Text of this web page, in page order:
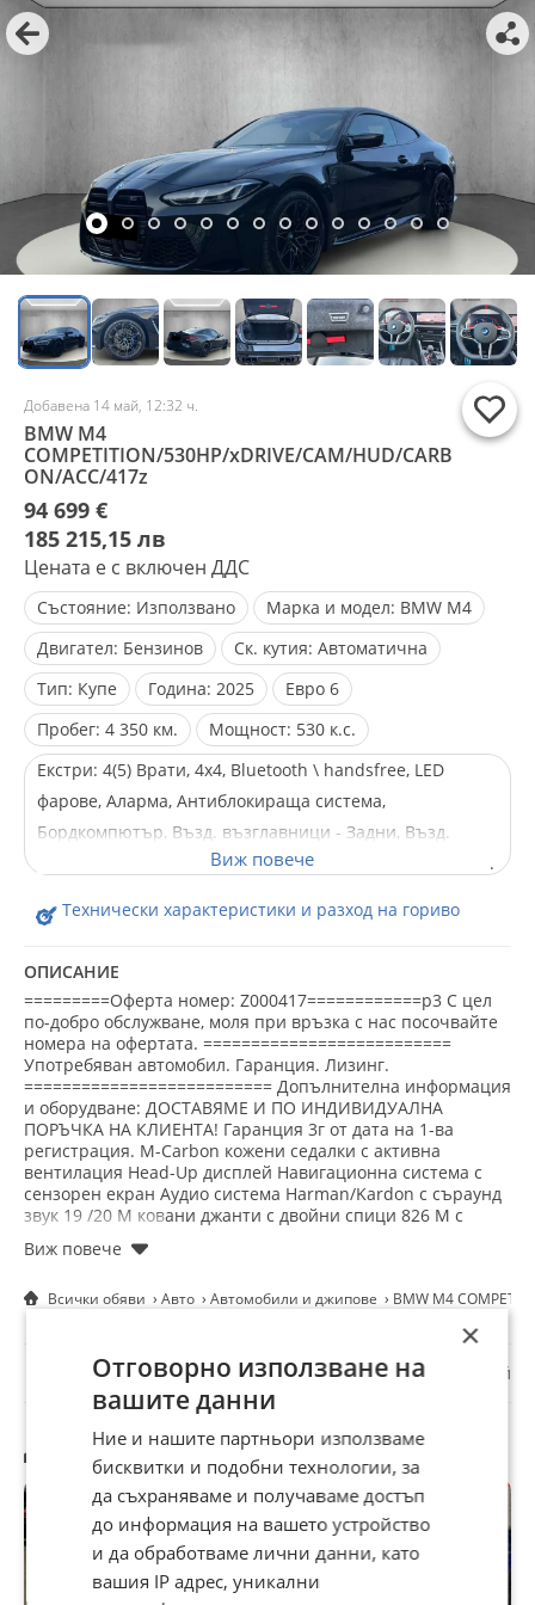
Добавена 14 май, 12:32 ч.
BMW M4
COMPETITION/530HP/xDRIVE/CAM/HUD/CARB
ON/ACC/417z
94 699 €
185 215,15 лв
Цената е с включен ДДС
Състояние: Използвано Марка и модел: BMW M4
Двигател: Бензинов Ск. кутия: Автоматична
Тип: Купе Година: 2025 Евро 6
Пробег: 4 350 км. Мощност: 530 к.с.
Екстри: 4(5) Врати, 4x4, Bluetooth \ handsfree, LED
фарове, Аларма, Антиблокираща система,
Бордкомпютър, Възд. възглавници - Задни, Възд.
възглавници - Предни, Възд. възглавници - Стран., Ел.
за стабилизиране, Климатроник, Кожен салон, Лети
Подгряване на седалките, Сервизна книжка, Серво
усилвател на волана, Автопилот, Централно
заключване
Технически характеристики и разход на гориво
ОПИСАНИЕ
=========Оферта номер: Z000417============p3 С цел
по-добро обслужване, моля при връзка с нас посочвайте
номера на офертата. ==========================
Употребяван автомобил. Гаранция. Лизинг.
========================== Допълнителна информация
и оборудване: ДОСТАВЯМЕ И ПО ИНДИВИДУАЛНА
ПОРЪЧКА НА КЛИЕНТА! Гаранция 3г от дата на 1-ва
регистрация. M-Carbon кожени седалки с активна
вентилация Head-Up дисплей Навигационна система с
сензорен екран Аудио система Harman/Kardon с съраунд
звук 19 /20 M ковани джанти с двойни спици 826 M с
спойлер M спортен диференциал M спортни спирачки M
КОЖА МЕРИНО/ЧЕРНА BMW Live Cockpit Professional 2-
паркиране (PDC) отпред и отзад Driving Assistant
Professional Active Guard Plus Активен круиз контрол със
Stop&Go функция Предупреждение за смяна на лентата
Предупреждение за напускане на лентата Разпознаване
на пътни знаци Предупреждение за напречно движение
отпред и отзад Предупреждение за мъртва зона
Предотвратяване на сблъсък отзад Предупреждение за
сблъсък отпред с намеса на спирачките Предупреждение
за кръстовище Разпознаване на светофари Функция за
предупреждение за движение в грешна посока Асистент
за поддържане на лентата Асистент за аварийни ленти
Всички обяви Авто Автомобили и джипове BMW M4
☆
☆
☆ Докладвай
Другите търсят също
×
Отговорно използване на
вашите данни
Ние и нашите партньори използваме
бисквитки и подобни технологии, за
да съхраняваме и получаваме достъп
до информация на вашето устройство
и да обработваме лични данни, като
вашия IP адрес, уникални